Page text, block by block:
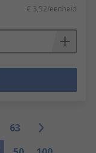
€ 3,52/eenheid
63